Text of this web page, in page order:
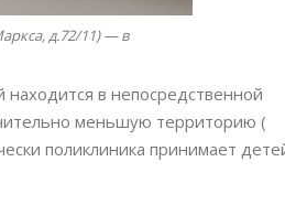
д.72/11) — в
в непосредственной
меньшую территорию (
поликлиника принимает